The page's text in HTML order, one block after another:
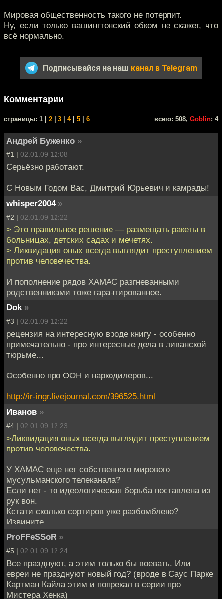
Мировая общественность такого не потерпит.
Ну, если только вашингтонский обком не скажет, что
всё нормально.
Подписывайся на наш канал в Telegram
Комментарии
cтраницы: 1 | 2 3 4| 5 6 всего: 508, Goblin: 4
Андрей Буженко »
#1 | 02.01.09 12:08
Серьёзно работают.
С Новым Годом Вас, Дмитрий Юрьевич и камрады!
whisper2004 »
#2 | 02.01.09 12:22
> Это правильное решение — размещать ракеты в
больницах, детских садах и мечетях.
> Ликвидация оных всегда выглядит преступлением
против человечества.
И пополнение рядов ХАМАС разгневанными
родственниками тоже гарантированное.
Dok »
#3 | 02.01.09 12:22
рецензия на интересную вроде книгу - особенно
примечательно - про интересные дела в ливанской
тюрьме...
Особенно про ООН и наркодилеров...
http://ir-ingr.livejournal.com/396525.html
Иванов »
#4 | 02.01.09 12:23
>Ликвидация оных всегда выглядит преступлением
против человечества.
У ХАМАС еще нет собственного мирового
мусульманского телеканала?
Если нет - то идеологическая борьба поставлена из
рук вон.
Кстати сколько сортиров уже разбомблено?
Извините.
ProFFeSSoR »
#5 | 02.01.09 12:24
Все празднуют, а этим только бы воевать. Или
евреи не празднуют новый год? (вроде в Саус Парке
Картман Кайла этим и попрекал в серии про
Мистера Хенка)